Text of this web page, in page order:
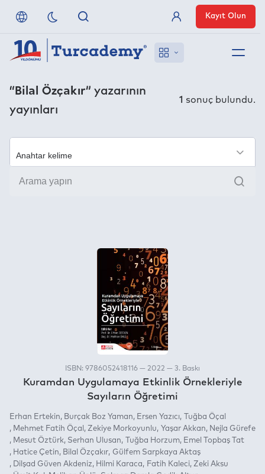
Referanslarımız
Uzaktan Erişim
Nasıl Erişirim
Üye Girişi
Kayıt Olun
“Bilal Özçakır” yazarının
yayınları
1 sonuç bulundu.
Ara
ISBN: 9786052418116 — 2022 — 3. Baskı
Kuramdan Uygulamaya Etkinlik Örnekleriyle
Sayıların Öğretimi
Erhan Ertekin Burçak Boz Yaman Ersen Yazıcı
Tuğba Öçal
Mehmet Fatih Öçal
Zekiye Morkoyunlu Yaşar Akkan
Nejla Gürefe
Mesut Öztürk Serhan Ulusan Tuğba Horzum
Emel Topbaş Tat
Hatice Çetin
Bilal Özçakır
Gülfem Sarpkaya Aktaş
Dilşad Güven Akdeniz
Hilmi Karaca Fatih Kaleci Zeki Aksu